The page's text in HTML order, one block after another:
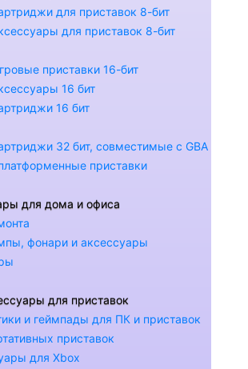
для приставок 8-бит
для приставок 8-бит
приставки 16-бит
16 бит
16 бит
32 бит, совместимые с GBA
приставки
для дома и офиса
фонари и аксессуары
для приставок
и геймпады для ПК и приставок
приставок
для Xbox